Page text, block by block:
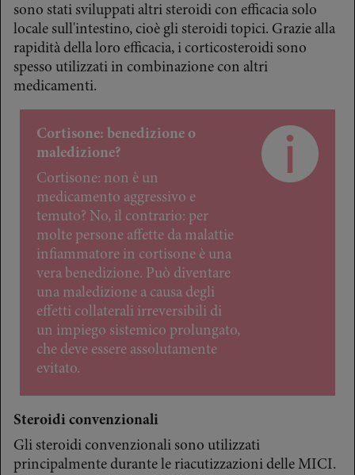
sono stati sviluppati altri steroidi con efficacia solo
locale sull'intestino, cioè gli steroidi topici. Grazie alla
rapidità della loro efficacia, i corticosteroidi sono
spesso utilizzati in combinazione con altri
medicamenti.
Cortisone: benedizione o
maledizione?
Cortisone: non è un
medicamento aggressivo e
temuto? No, il contrario: per
molte persone affette da malattie
infiammatore in cortisone è una
vera benedizione. Può diventare
una maledizione a causa degli
effetti collaterali irreversibili di
un impiego sistemico prolungato,
che deve essere assolutamente
evitato.
Steroidi convenzionali
Gli steroidi convenzionali sono utilizzati
principalmente durante le riacutizzazioni delle MICI.